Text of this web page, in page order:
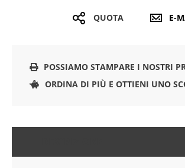
QUOTA E-
POSSIAMO STAMPARE I NOSTRI
ORDINA DI PIÙ E OTTIENI UNO